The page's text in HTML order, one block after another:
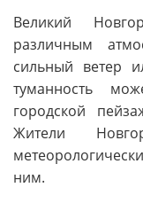
Великий
различным
сильный ветер
туманность
городской
Жители
ним.